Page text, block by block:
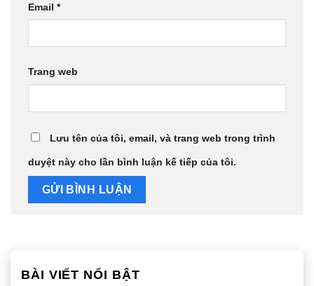
Email *
Trang web
Lưu tên của tôi, email, và trang web trong trình
duyệt này cho lần bình luận kế tiếp của tôi.
BÀI VIẾT NỔI BẬT